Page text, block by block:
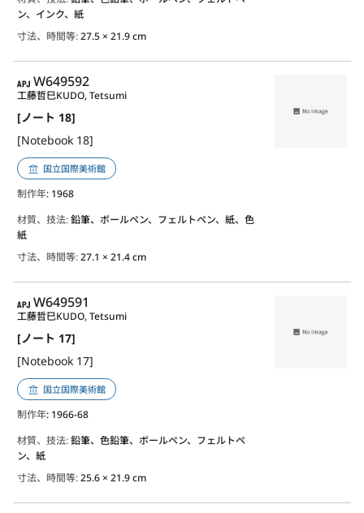
ン、インク、紙
寸法、時間等:27.5 × 21.9 cm
APJ
W649592
[ノート 18]
[Notebook 18]
工藤哲巳KUDO, Tetsumi
国立国際美術館
制作年: 1968
材質、技法:鉛筆、ボールペン、フェルトペン、紙、色
紙
寸法、時間等:27.1 × 21.4 cm
APJ
W649591
[ノート 17]
[Notebook 17]
工藤哲巳KUDO, Tetsumi
国立国際美術館
制作年: 1966-68
材質、技法:鉛筆、色鉛筆、ボールペン、フェルトペ
ン、紙
寸法、時間等:25.6 × 21.9 cm